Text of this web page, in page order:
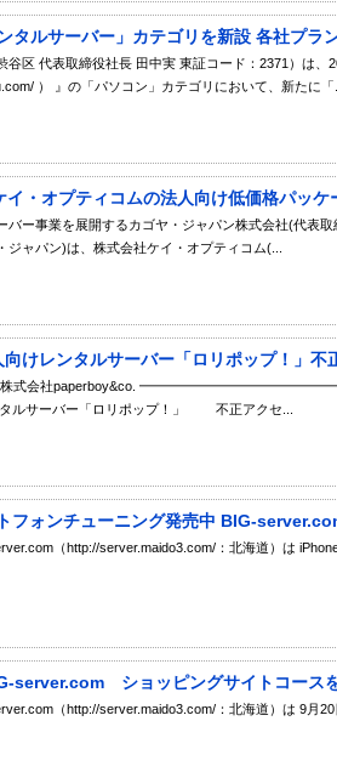
タルサーバー」カテゴリを新設 各社プラ
谷区 代表取締役社長 田中実 東証コード：2371）は、
） 』の「パソコン」カテゴリにおいて、新たに「
イ・オプティコムの法人向け低価格パッケ
バー事業を展開するカゴヤ・ジャパン株式会社(代表
ャパン)は、株式会社ケイ・オプティコム(...
けレンタルサーバー「ロリポップ！」不
各位 株式会社paperboy&co.
ー「ロリポップ！」 不正アクセ...
フォンチューニング発売中 BIG-
（http://server.maido3.com/：北海道）は
server.com ショッピングサイトコース
（http://server.maido3.com/：北海道）は 9月